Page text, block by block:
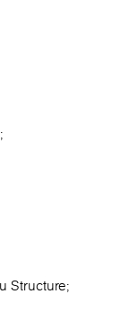
Structure